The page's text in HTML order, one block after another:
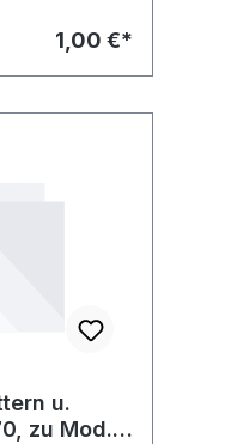
1,00 €*
u.
zu Mod.